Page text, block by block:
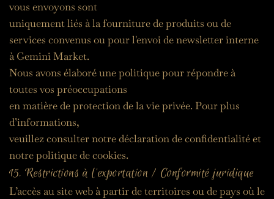
vous envoyons sont
uniquement liés à la fourniture de produits ou de
services convenus ou pour l'envoi de newsletter interne
à Gemini Market.
Nous avons élaboré une politique pour répondre à
toutes vos préoccupations
en matière de protection de la vie privée. Pour plus
d’informations,
veuillez consulter notre déclaration de confidentialité et
notre politique de cookies.
15. Restrictions à l’exportation / Conformité juridique
L’accès au site web à partir de territoires ou de pays où le